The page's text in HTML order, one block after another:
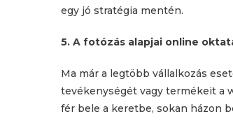
egy jó stratégia mentén.
5. A fotózás alapjai online
Ma már a legtöbb vállalkozás
tevékenységét vagy termékeit a
fér bele a keretbe, sokan házon